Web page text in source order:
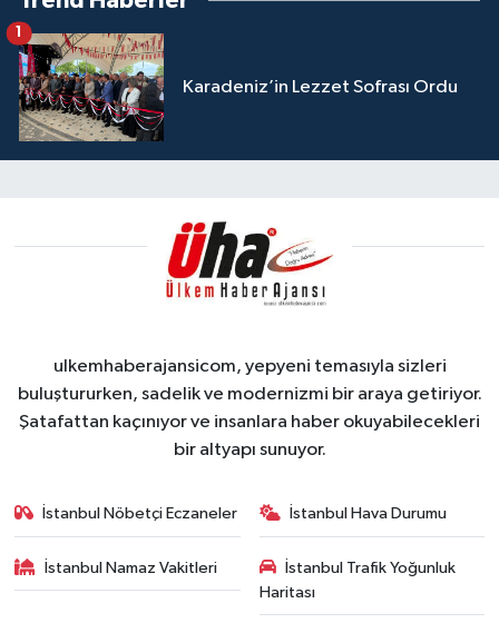
Karadeniz’in Lezzet Sofrası Ordu
1
ulkemhaberajansicom, yepyeni temasıyla sizleri
buluştururken, sadelik ve modernizmi bir araya getiriyor.
Şatafattan kaçınıyor ve insanlara haber okuyabilecekleri
bir altyapı sunuyor.
İstanbul Nöbetçi Eczaneler İstanbul Hava Durumu
İstanbul Namaz Vakitleri
İstanbul Trafik Yoğunluk
Haritası